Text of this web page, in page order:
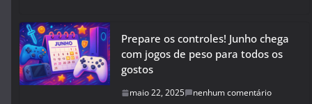
Prepare os controles! Junho chega
com jogos de peso para todos os
gostos
maio 22, 2025 nenhum comentário